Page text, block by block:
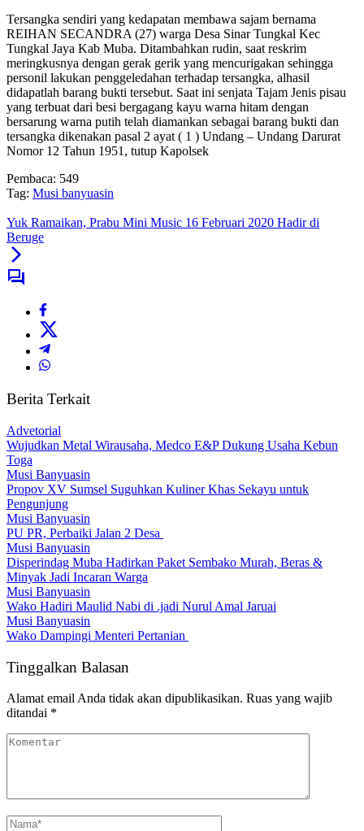
Tersangka sendiri yang kedapatan membawa sajam bernama
REIHAN SECANDRA (27) warga Desa Sinar Tungkal Kec
Tungkal Jaya Kab Muba. Ditambahkan rudin, saat reskrim
meringkusnya dengan gerak gerik yang mencurigakan sehingga
personil lakukan penggeledahan terhadap tersangka, alhasil
didapatlah barang bukti tersebut. Saat ini senjata Tajam Jenis pisau
yang terbuat dari besi bergagang kayu warna hitam dengan
bersarung warna putih telah diamankan sebagai barang bukti dan
tersangka dikenakan pasal 2 ayat ( 1 ) Undang – Undang Darurat
Nomor 12 Tahun 1951, tutup Kapolsek
Pembaca: 549
Tag: Musi banyuasin
Yuk Ramaikan, Prabu Mini Music 16 Februari 2020 Hadir di
Beruge
Berita Terkait
Advetorial
Wujudkan Metal Wirausaha, Medco E&P Dukung Usaha Kebun
Toga
Musi Banyuasin
Propov XV Sumsel Suguhkan Kuliner Khas Sekayu untuk
Pengunjung
Musi Banyuasin
PU PR, Perbaiki Jalan 2 Desa
Musi Banyuasin
Disperindag Muba Hadirkan Paket Sembako Murah, Beras &
Minyak Jadi Incaran Warga
Musi Banyuasin
Wako Hadiri Maulid Nabi di .jadi Nurul Amal Jaruai
Musi Banyuasin
Wako Dampingi Menteri Pertanian
Tinggalkan Balasan
Alamat email Anda tidak akan dipublikasikan. Ruas yang wajib
ditandai *